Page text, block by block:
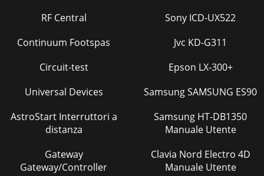
RF Central
Continuum Footspas
Circuit-test
Universal Devices
AstroStart Interruttori a
distanza
Gateway
Gateway/Controller
Sony ICD-UX522
Jvc KD-G311
Epson LX-300+
Samsung SAMSUNG ES90
Samsung HT-DB1350
Manuale Utente
Clavia Nord Electro 4D
Manuale Utente